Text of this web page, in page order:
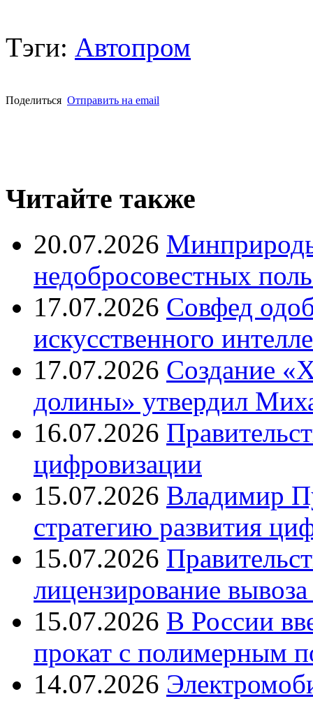
Тэги: Автопром
Поделиться Отправить на email
Читайте также
20.07.2026
недобросовестных
17.07.2026 Совфед
искусственного
17.07.2026 Создание
долины» утвердил
16.07.2026
цифровизации
15.07.2026 Владимир
стратегию развития
15.07.2026
лицензирование
15.07.2026 В России
прокат с полимерным
14.07.2026